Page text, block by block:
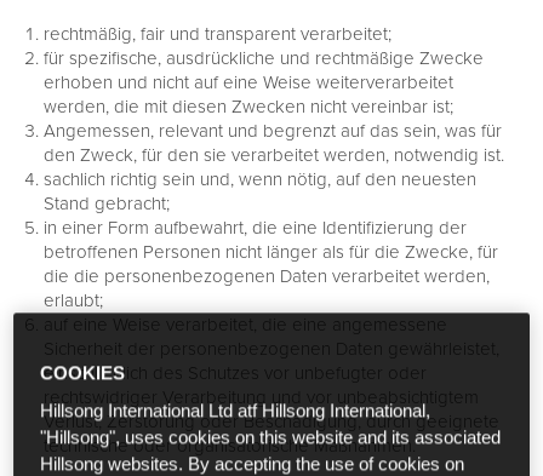
rechtmäßig, fair und transparent verarbeitet;
für spezifische, ausdrückliche und rechtmäßige Zwecke
erhoben und nicht auf eine Weise weiterverarbeitet
werden, die mit diesen Zwecken nicht vereinbar ist;
Angemessen, relevant und begrenzt auf das sein, was für
den Zweck, für den sie verarbeitet werden, notwendig ist.
sachlich richtig sein und, wenn nötig, auf den neuesten
Stand gebracht;
in einer Form aufbewahrt, die eine Identifizierung der
betroffenen Personen nicht länger als für die Zwecke, für
die die personenbezogenen Daten verarbeitet werden,
erlaubt;
auf eine Weise verarbeitet, die eine angemessene
Sicherheit der personenbezogenen Daten gewährleistet,
einschließlich des Schutzes vor unbefugter oder
rechtswidriger Verarbeitung und vor unbeabsichtigtem
Verlust, Zerstörung oder Beschädigung, durch geeignete
technische oder organisatorische Maßnahmen.
COOKIES
Hillsong International Ltd atf Hillsong International,
"Hillsong", uses cookies on this website and its associated
Hillsong websites. By accepting the use of cookies on